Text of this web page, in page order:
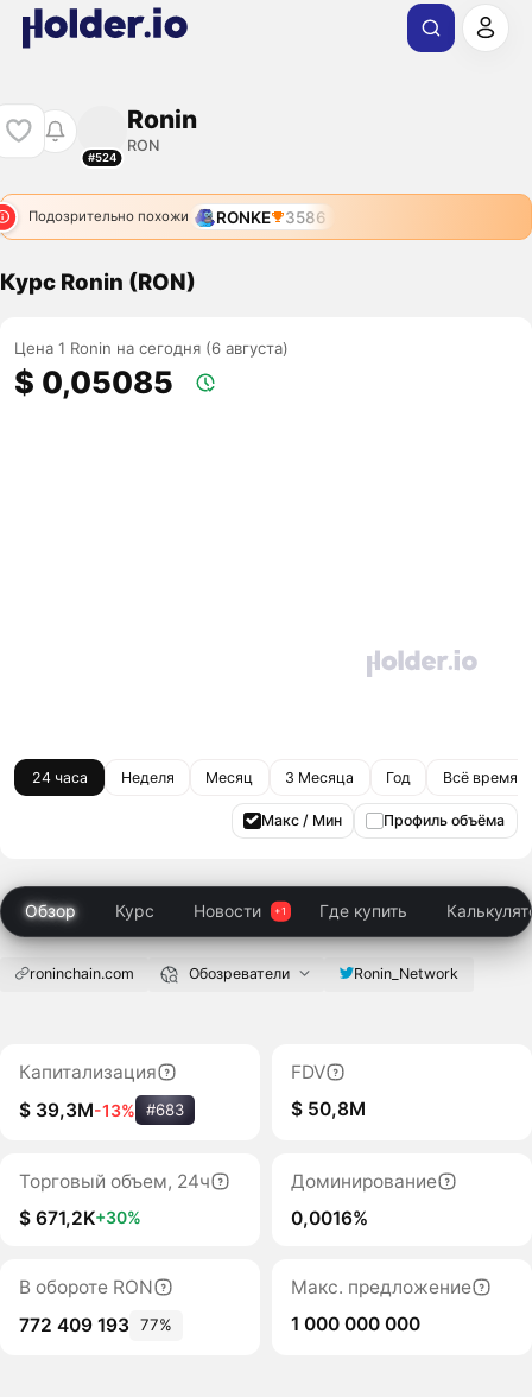
#524
Ronin
RON
Подозрительно похожи RONKE 3586
Курс Ronin (RON)
Цена 1 Ronin на сегодня (6 августа)
$ 0,05085
24 часа Неделя Месяц 3 Месяца Год Всё время
Макс / Мин Профиль объёма
Обзор Курс Новости Где купить
roninchain.com Обозреватели Ronin_Network
Капитализация
$ 39,3M-13% #683
FDV
$ 50,8M
Торговый объем, 24ч
$ 671,2K+30%
Доминирование
0,0016%
В обороте RON
772 409 193 77%
Макс. предложение
1 000 000 000